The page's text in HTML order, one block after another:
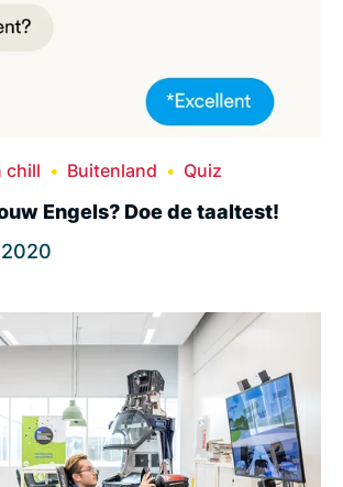
chill Buitenland Quiz
Engels? Doe de taaltest!